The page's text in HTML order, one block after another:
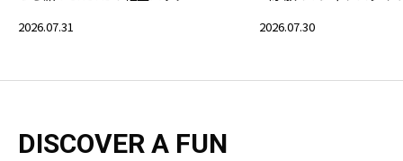
2026.07.31 2026.07.30
DISCOVER A FUN